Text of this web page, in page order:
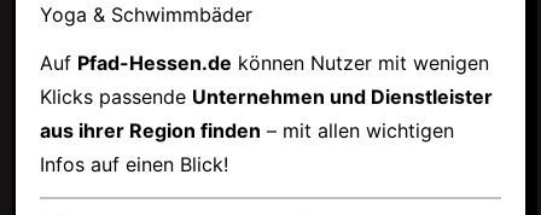
Yoga & Schwimmbäder
Auf Pfad-Hessen.de können Nutzer mit wenigen
Klicks passende Unternehmen und Dienstleister
aus ihrer Region finden – mit allen wichtigen
Infos auf einen Blick!